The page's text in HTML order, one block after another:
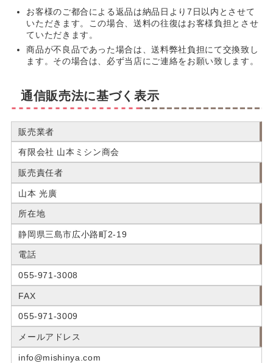
お客様のご都合による返品は納品日より7日以内とさせて
いただきます。この場合、送料の往復はお客様負担とさせ
ていただきます。
商品が不良品であった場合は、送料弊社負担にて交換致し
ます。その場合は、必ず当店にご連絡をお願い致します。
通信販売法に基づく表示
販売業者
有限会社 山本ミシン商会
販売責任者
山本 光廣
所在地
静岡県三島市広小路町2-19
電話
055-971-3008
FAX
055-971-3009
メールアドレス
info@mishinya.com